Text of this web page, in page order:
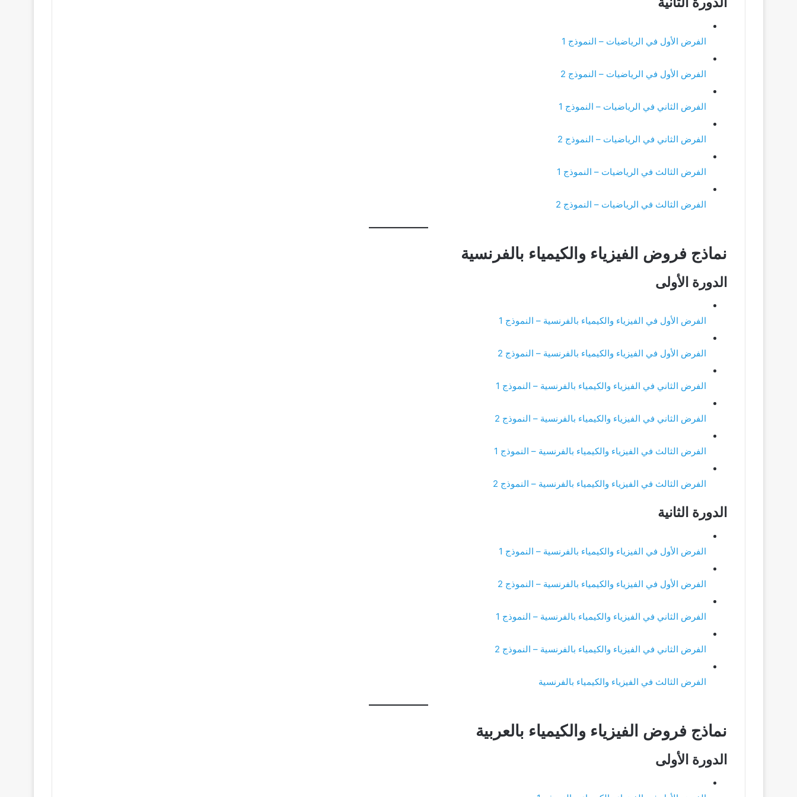
الفرض الأول في الرياضيات – النموذج 1
الفرض الأول في الرياضيات – النموذج 2
الفرض الثاني في الرياضيات – النموذج 1
الفرض الثاني في الرياضيات – النموذج 2
الفرض الثالث في الرياضيات – النموذج 1
الفرض الثالث في الرياضيات – النموذج 2
نماذج فروض الفيزياء والكيمياء بالفرنسية
الدورة الأولى
الفرض الأول في الفيزياء والكيمياء بالفرنسية – النموذج 1
الفرض الأول في الفيزياء والكيمياء بالفرنسية – النموذج 2
الفرض الثاني في الفيزياء والكيمياء بالفرنسية – النموذج 1
الفرض الثاني في الفيزياء والكيمياء بالفرنسية – النموذج 2
الفرض الثالث في الفيزياء والكيمياء بالفرنسية – النموذج 1
الفرض الثالث في الفيزياء والكيمياء بالفرنسية – النموذج 2
الدورة الثانية
الفرض الأول في الفيزياء والكيمياء بالفرنسية – النموذج 1
الفرض الأول في الفيزياء والكيمياء بالفرنسية – النموذج 2
الفرض الثاني في الفيزياء والكيمياء بالفرنسية – النموذج 1
الفرض الثاني في الفيزياء والكيمياء بالفرنسية – النموذج 2
الفرض الثالث في الفيزياء والكيمياء بالفرنسية
نماذج فروض الفيزياء والكيمياء بالعربية
الدورة الأولى